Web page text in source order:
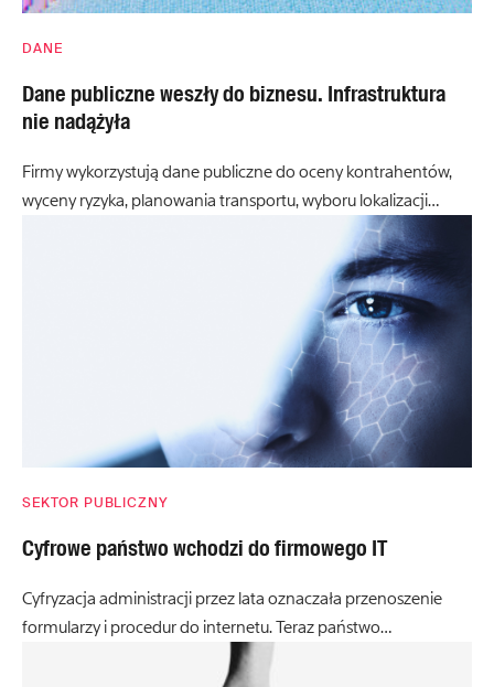
DANE
Dane publiczne weszły do biznesu. Infrastruktura
nie nadążyła
Firmy wykorzystują dane publiczne do oceny kontrahentów,
wyceny ryzyka, planowania transportu, wyboru lokalizacji…
SEKTOR PUBLICZNY
Cyfrowe państwo wchodzi do firmowego IT
Cyfryzacja administracji przez lata oznaczała przenoszenie
formularzy i procedur do internetu. Teraz państwo…